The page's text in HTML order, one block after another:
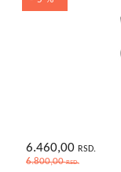
6.460,00 RSD.
6.800,00RSD.